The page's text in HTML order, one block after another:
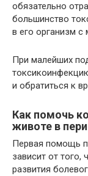
обязательно
большинство
в его организм
При малейших
и обратиться к
Как помочь
животе в
Первая помощь
зависит от того,
развития